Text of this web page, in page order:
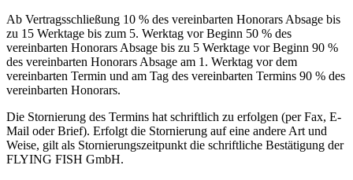
Ab Vertragsschließung 10 % des vereinbarten Honorars Absage bis
zu 15 Werktage bis zum 5. Werktag vor Beginn 50 % des
vereinbarten Honorars Absage bis zu 5 Werktage vor Beginn 90 %
des vereinbarten Honorars Absage am 1. Werktag vor dem
vereinbarten Termin und am Tag des vereinbarten Termins 90 % des
vereinbarten Honorars.
Die Stornierung des Termins hat schriftlich zu erfolgen (per Fax, E-
Mail oder Brief). Erfolgt die Stornierung auf eine andere Art und
Weise, gilt als Stornierungszeitpunkt die schriftliche Bestätigung der
FLYING FISH GmbH.